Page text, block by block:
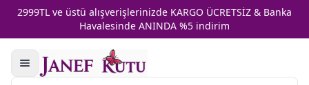
2999TL ve üstü alışverişlerinizde KARGO ÜCRETSİZ & Banka
Havalesinde ANINDA %5 indirim